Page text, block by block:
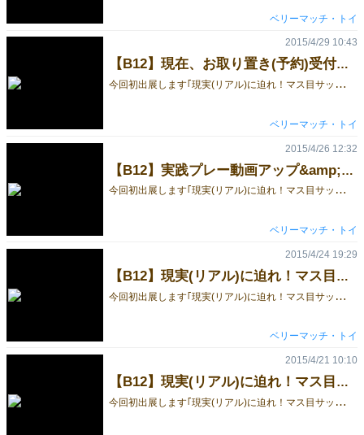
ベリーマッチ・トイ
【B12】現在、お取り置き(予約)受付中です。
今
回初出展します｢現実(リアル)に迫れ！マス目サッカー・タクティクス｣です。 プレーを通じて、どのようなゲームか知って頂こうと、実践プレー動画をアップしました。その他、ウェブサイトにて、ゲームガイドのYoutube動画をいくつかアップしていますので見てみてください。 また、GM当日、ゲームを確実にゲットして頂くため、商品のお取り置き(予約)を受付中です。お名前と個数をtoy@verymuch.orgまでお知らせください。価格はGM特価2500円です。当日は4時までのお取り置きとなります。 ゲームの解説や制作秘話など記したブログも毎日更新していますので、是非ご覧ください。
2015/4/29 10:43
ベリーマッチ・トイ
【B12】実践プレー動画アップ&amp;予約受付開始
今
回初出展します｢現実(リアル)に迫れ！マス目サッカー・タクティクス｣です。 プレーを通じて、どのようなゲームか知って頂こうと、実践プレー動画をアップしました。 また、GM当日、ゲームを確実にゲットして頂くため、商品のお取り置き(予約)受付を開始しました。お名前と個数をtoy@verymuch.orgまでお知らせください。価格はGM特価2500円です。当日は4時までのお取り置きとなります。 その他、ゲームの解説などブログを毎日更新していますので、是非ご覧ください。 ウェブサイトにて、ゲームガイドのYoutube動画もアップしていますので見てみてください。
2015/4/26 12:32
ベリーマッチ・トイ
【B12】現実(リアル)に迫れ！マス目サッカー・タクティクス
今
回初出展します｢現実(リアル)に迫れ！マス目サッカー・タクティクス｣です。 当日に向け、スタッフTシャツを作りました。スタッフといっても個人事務所で私１人のため、トイレ時の店番要員として家族同伴で行くので、ファミリーTシャツといった感じですがf(^_^; その他、ゲームの解説などブログを毎日更新していますので、是非ご覧ください。 ウェブサイトにて、ゲームガイドのYoutube動画もアップしていますので見てみてください。
2015/4/24 19:29
ベリーマッチ・トイ
【B12】現実(リアル)に迫れ！マス目サッカー・タクティクス
今
回初出展します｢現実(リアル)に迫れ！マス目サッカー・タクティクス｣です。 普段、サイコロを振って、その目を当てるというだけのことで、そんなに盛り上がれるでしょうか？ でも、これにサッカーのPKの要素が加わると、あら不思議。大の大人が一喜一憂できるんです。 是非たくさんの人にリアルサッカーに迫るゲーム展開を楽しんで頂きたいです。 その他、ゲームの解説などブログを毎日更新していますので、是非ご覧ください。 ウェブサイトにて、ゲームガイドのYoutube動画もアップしていますので見てみてください。
2015/4/21 10:10